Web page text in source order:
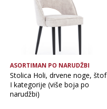
ASORTIMAN PO NARUDŽBI
Stolica Holi, drvene noge, štof
I kategorije (više boja po
narudžbi)